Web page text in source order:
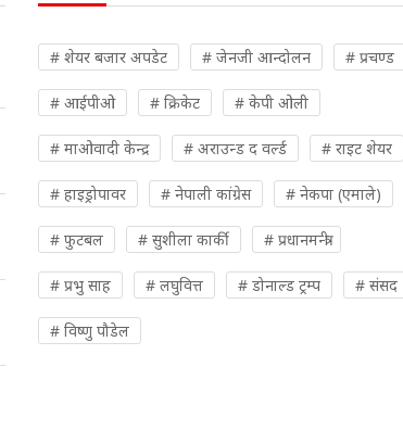
# शेयर बजार अपडेट # जेनजी आन्दोलन # प्रचण्ड
# आईपीओ # क्रिकेट # केपी ओली
# माओवादी केन्द्र # अराउन्ड द वर्ल्ड # राइट शेयर
# हाइड्रोपावर # नेपाली कांग्रेस # नेकपा (एमाले)
# फुटबल # सुशीला कार्की # प्रधानमन्त्री
# प्रभु साह # लघुवित्त # डोनाल्ड ट्रम्प # संसद
# विष्णु पौडेल